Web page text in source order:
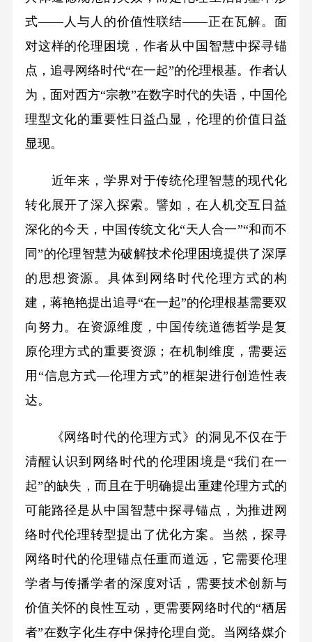
式——人与人的价值性联结——正在瓦解。面
对这样的伦理困境，作者从中国智慧中探寻锚
点，追寻网络时代“在一起”的伦理根基。作者认
为，面对西方“宗教”在数字时代的失语，中国伦
理型文化的重要性日益凸显，伦理的价值日益
显现。
近年来，学界对于传统伦理智慧的现代化
转化展开了深入探索。譬如，在人机交互日益
深化的今天，中国传统文化“天人合一”“和而不
同”的伦理智慧为破解技术伦理困境提供了深厚
的思想资源。具体到网络时代伦理方式的构
建，蒋艳艳提出追寻“在一起”的伦理根基需要双
向努力。在资源维度，中国传统道德哲学是复
原伦理方式的重要资源；在机制维度，需要运
用“信息方式—伦理方式”的框架进行创造性表
达。
《网络时代的伦理方式》的洞见不仅在于
清醒认识到网络时代的伦理困境是“我们在一
起”的缺失，而且在于明确提出重建伦理方式的
可能路径是从中国智慧中探寻锚点，为推进网
络时代伦理转型提出了优化方案。当然，探寻
网络时代的伦理锚点任重而道远，它需要伦理
学者与传播学者的深度对话，需要技术创新与
价值关怀的良性互动，更需要网络时代的“栖居
者”在数字化生存中保持伦理自觉。当网络媒介